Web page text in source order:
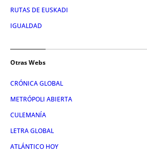
RUTAS DE EUSKADI
IGUALDAD
Otras Webs
CRÓNICA GLOBAL
METRÓPOLI ABIERTA
CULEMANÍA
LETRA GLOBAL
ATLÁNTICO HOY